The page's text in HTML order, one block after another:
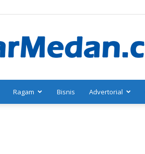
Ragam Bisnis Advertorial